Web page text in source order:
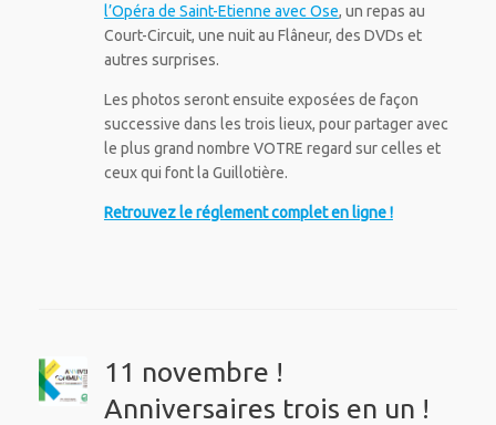
l’Opéra de Saint-Etienne avec Ose, un repas au
Court-Circuit, une nuit au Flâneur, des DVDs et
autres surprises.
Les photos seront ensuite exposées de façon
successive dans les trois lieux, pour partager avec
le plus grand nombre VOTRE regard sur celles et
ceux qui font la Guillotière.
Retrouvez le réglement complet en ligne !
11 novembre !
Anniversaires trois en un !